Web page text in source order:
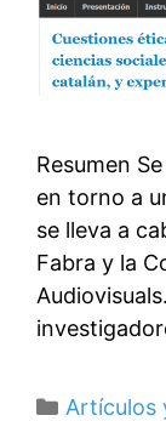
Resumen
en torno a
se lleva a
Fabra y la
Artículos